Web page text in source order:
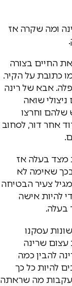
ומה שקרה אז
החיים בצורה
כתובת על הקיר.
אבא של רינה
שואה
שלהם וחרצו
אחר דור, לסחוב
מצד בעלה אז
שאימה לא
צעיר הבטיחה
להיות אישה
בעלה.
עסקנו
עצום שרינה
להבין כמה
להיות כל כך
בעקבות מה שראתה